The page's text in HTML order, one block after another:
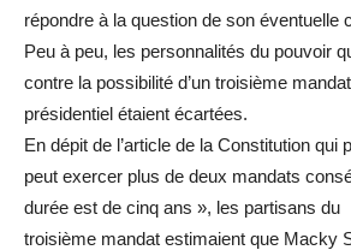
répondre à la question de son éventuelle
Peu à peu, les personnalités du pouvoir
contre la possibilité d’un troisième mandat
présidentiel étaient écartées.
En dépit de l’article de la Constitution qui
peut exercer plus de deux mandats
durée est de cinq ans », les partisans du
troisième mandat estimaient que Macky